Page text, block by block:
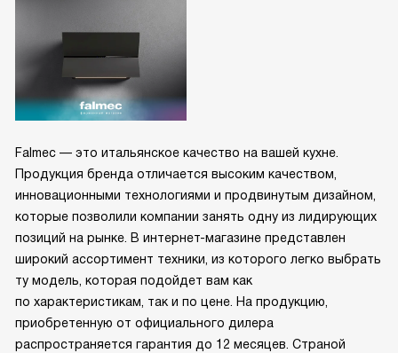
Falmec — это итальянское качество на вашей кухне.
Продукция бренда отличается высоким качеством,
инновационными технологиями и продвинутым дизайном,
которые позволили компании занять одну из лидирующих
позиций на рынке. В интернет-магазине представлен
широкий ассортимент техники, из которого легко выбрать
ту модель, которая подойдет вам как
по характеристикам, так и по цене. На продукцию,
приобретенную от официального дилера
распространяется гарантия до 12 месяцев. Страной